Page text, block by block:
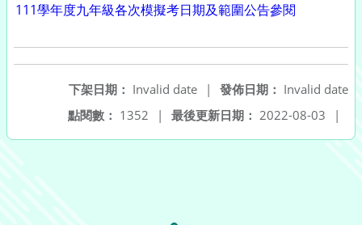
111學年度九年級各次模擬考日期及範圍公告參閱
發佈日期： Invalid date
下架日期： Invalid date
|
最後更新日期： 2022-08-03 |
點閱數： 1352 |